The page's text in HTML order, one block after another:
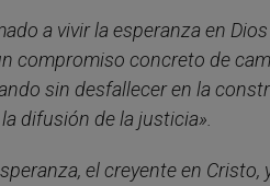
a vivir la esperanza en
compromiso concreto de
sin desfallecer en la
difusión de la justicia».
el creyente en